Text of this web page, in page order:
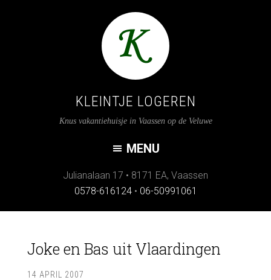
KLEINTJE LOGEREN
Knus vakantiehuisje in Vaassen op de Veluwe
Julianalaan 17 • 8171 EA, Vaassen
0578-616124 • 06-50991061
Joke en Bas uit Vlaardingen
14 APRIL 2007